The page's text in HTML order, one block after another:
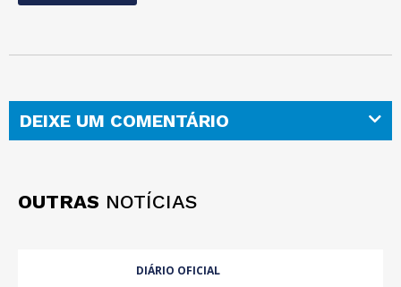
DEIXE UM COMENTÁRIO
OUTRAS NOTÍCIAS
DIÁRIO OFICIAL